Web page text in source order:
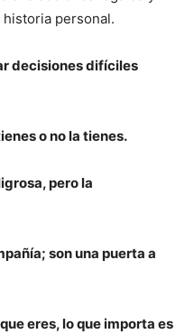
personal.
decisiones difíciles
o no la tienes.
pero la
son una puerta a
eres, lo que importa es